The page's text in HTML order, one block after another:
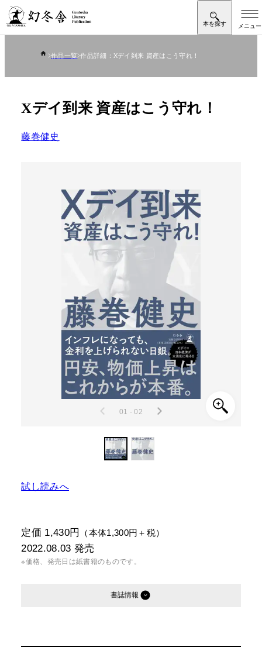
作品一覧 作品詳細：Xデイ到来 資産はこう守れ！
Xデイ到来 資産はこう守れ！
藤巻健史
01 - 02
試し読みへ
定価 1,430円 （本体1,300円＋税）
2022.08.03 発売
※価格、発売日は紙書籍のものです。
書誌情報